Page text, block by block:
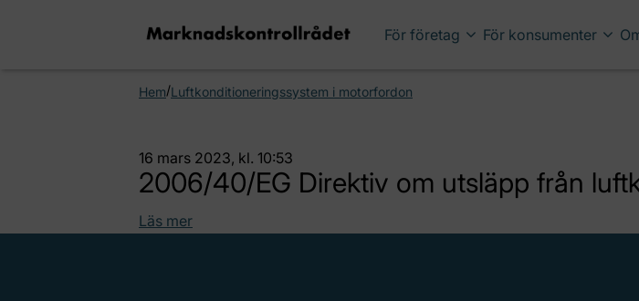
För företag För konsumenter
Hem/Luftkonditioneringssystem i motorfordon
16 mars 2023, kl. 10:53
2006/40/EG Direktiv om utsläpp från
Läs mer